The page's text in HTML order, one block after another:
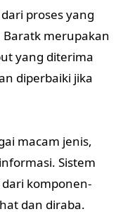
proses yang
Baratk merupakan
yang diterima
diperbaiki jika
macam jenis,
Sistem
komponen-
dan diraba.